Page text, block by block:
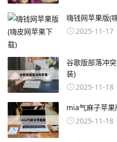
嗨钱网苹果版(
2025-11-17
谷歌版部落冲
装)
2025-11-18
mia气麻子苹果
2025-11-18